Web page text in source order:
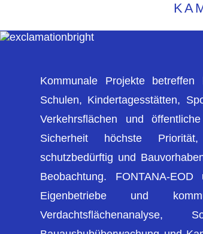
Kommunale Projekte betreffen
Schulen, Kindertagesstätten,
Verkehrsflächen und
Sicherheit höchste
schutzbedürftig und
Beobachtung. FONTANA-
Eigenbetriebe und
Verdachtsflächenanalyse,